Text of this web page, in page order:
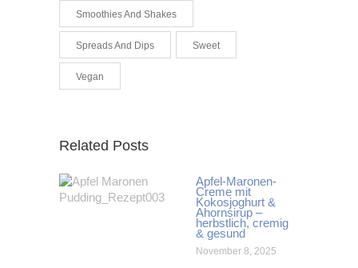
Smoothies And Shakes
Spreads And Dips Sweet
Vegan
Related Posts
Apfel-Maronen-
Creme mit
Kokosjoghurt &
Ahornsirup –
herbstlich, cremig
& gesund
November 8, 2025